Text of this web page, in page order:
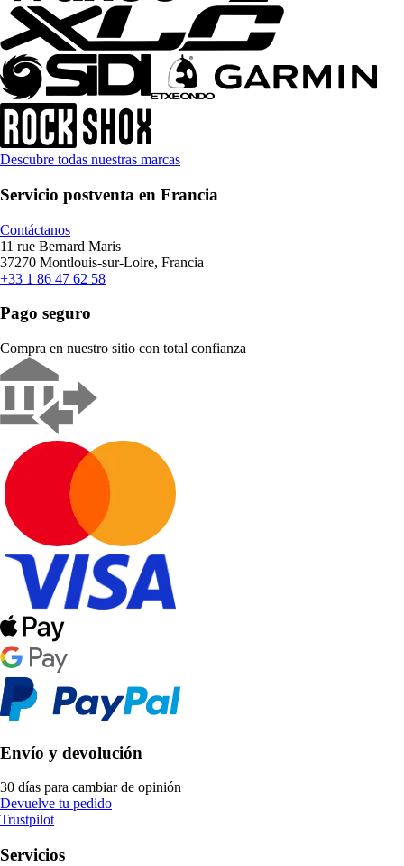
Descubre todas nuestras marcas
Servicio postventa en Francia
Contáctanos
11 rue Bernard Maris
37270 Montlouis-sur-Loire, Francia
+33 1 86 47 62 58
Pago seguro
Compra en nuestro sitio con total confianza
Envío y devolución
30 días para cambiar de opinión
Devuelve tu pedido
Trustpilot
Servicios